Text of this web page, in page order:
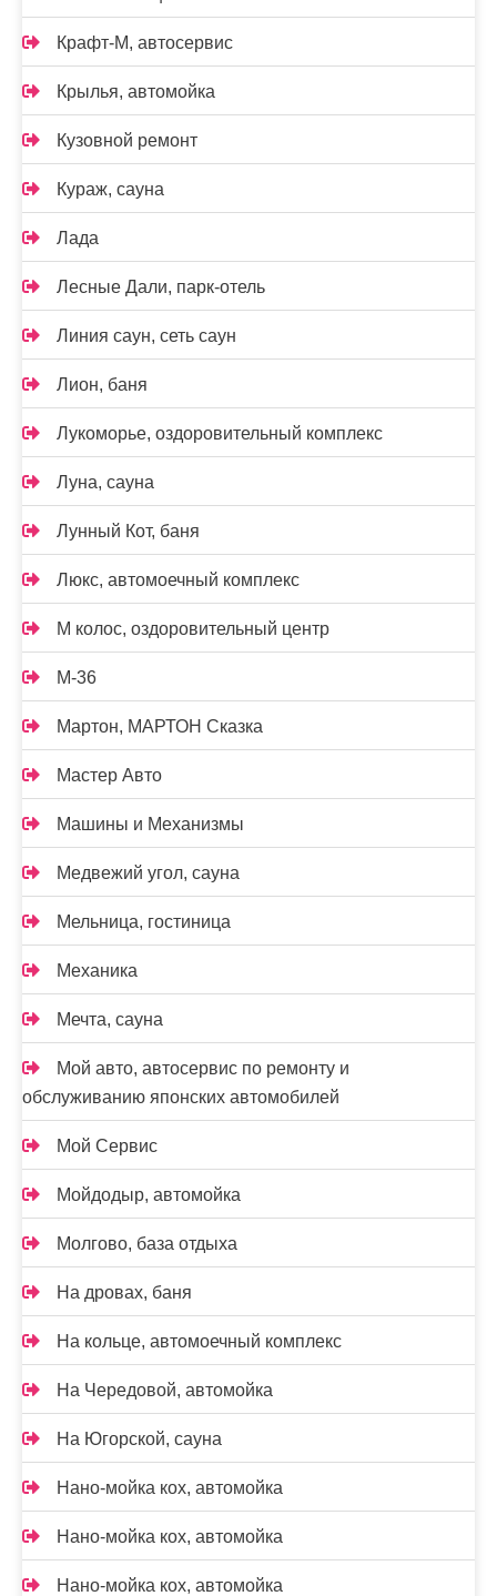
Крафт-М, автосервис
Крылья, автомойка
Кузовной ремонт
Кураж, сауна
Лада
Лесные Дали, парк-отель
Линия саун, сеть саун
Лион, баня
Лукоморье, оздоровительный комплекс
Луна, сауна
Лунный Кот, баня
Люкс, автомоечный комплекс
М колос, оздоровительный центр
М-36
Мартон, МАРТОН Сказка
Мастер Авто
Машины и Механизмы
Медвежий угол, сауна
Мельница, гостиница
Механика
Мечта, сауна
Мой авто, автосервис по ремонту и
обслуживанию японских автомобилей
Мой Сервис
Мойдодыр, автомойка
Молгово, база отдыха
На дровах, баня
На кольце, автомоечный комплекс
На Чередовой, автомойка
На Югорской, сауна
Нано-мойка кох, автомойка
Нано-мойка кох, автомойка
Нано-мойка кох, автомойка